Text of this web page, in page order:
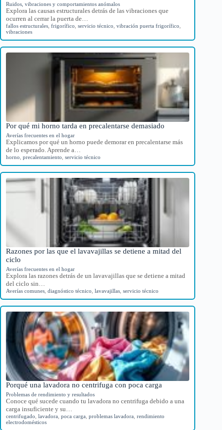
Ruidos, vibraciones y comportamientos anómalos
Explora las causas estructurales detrás de las vibraciones que
ocurren al cerrar la puerta de…
fallos estructurales frigorífico servicio técnico vibración puerta frigorífico
vibraciones
Por qué mi horno tarda en precalentarse demasiado
Averías frecuentes en el hogar
Explicamos por qué un horno puede demorar en precalentarse más
de lo esperado. Aprende a…
horno precalentamiento servicio técnico
Razones por las que el lavavajillas se detiene a mitad del
ciclo
Averías frecuentes en el hogar
Explora las razones detrás de un lavavajillas que se detiene a mitad
del ciclo sin…
Averías comunes diagnóstico técnico lavavajillas servicio técnico
Porqué una lavadora no centrifuga con poca carga
Problemas de rendimiento y resultados
Conoce qué sucede cuando tu lavadora no centrifuga debido a una
carga insuficiente y su…
centrifugado lavadora poca carga problemas lavadora rendimiento
electrodomésticos